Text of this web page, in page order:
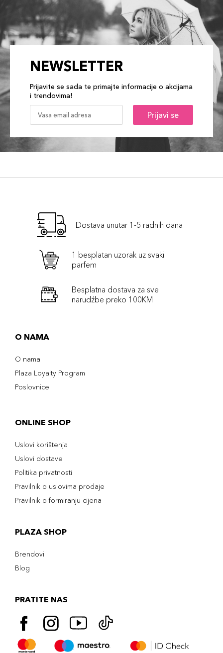
NEWSLETTER
Prijavite se sada te primajte informacije o akcijama
i trendovima!
Prijavi se
Dostava unutar 1-5 radnih dana
1 besplatan uzorak uz svaki
parfem
Besplatna dostava za sve
narudźbe preko 100KM
O NAMA
O nama
Plaza Loyalty Program
Poslovnice
ONLINE SHOP
Uslovi korištenja
Uslovi dostave
Politika privatnosti
Pravilnik o uslovima prodaje
Pravilnik o formiranju cijena
PLAZA SHOP
Brendovi
Blog
PRATITE NAS